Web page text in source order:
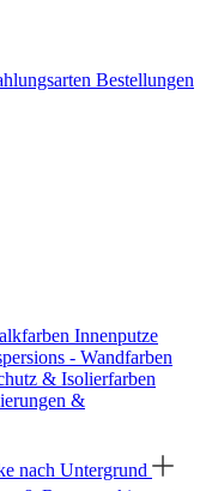
Bestellungen
Innenputze
- Wandfarben
& Isolierfarben
&
nach Untergrund